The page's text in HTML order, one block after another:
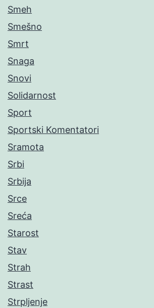
Smeh
Smešno
Smrt
Snaga
Snovi
Solidarnost
Sport
Sportski Komentatori
Sramota
Srbi
Srbija
Srce
Sreća
Starost
Stav
Strah
Strast
Strpljenje